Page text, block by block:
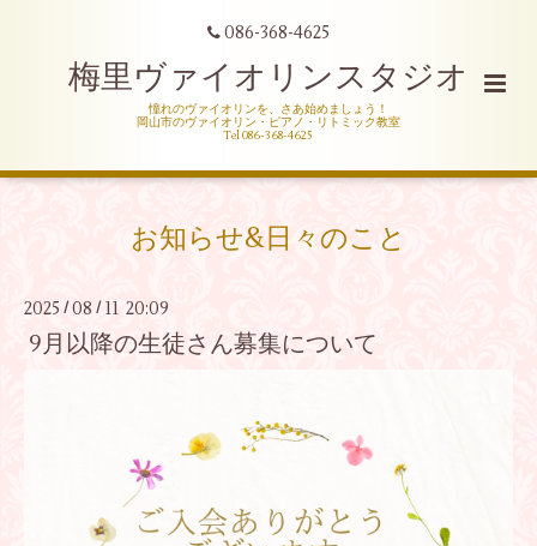
086-368-4625
梅里ヴァイオリンスタジオ
憧れのヴァイオリンを、さあ始めましょう！
岡山市のヴァイオリン・ピアノ・リトミック教室
Tel 086-368-4625
お知らせ&日々のこと
2025 /08 / 11 20:09
9月以降の生徒さん募集について